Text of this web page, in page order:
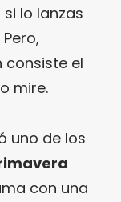
lo lanzas
Pero,
consiste el
mire.
uno de los
con una